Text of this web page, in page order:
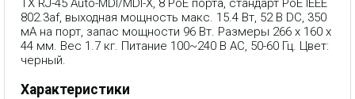
TX RJ-45 Auto-MDI/MDI-X, 8 PoE порта, стандарт PoE IEEE
802.3af, выходная мощность макс. 15.4 Вт, 52 В DC, 350
мA на порт, запас мощности 96 Вт. Размеры 266 x 160 x
44 мм. Вес 1.7 кг. Питание 100~240 В AC, 50-60 Гц. Цвет:
черный.
Характеристики